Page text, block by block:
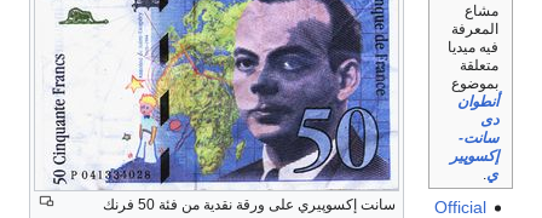
سانت إكسوپيري على ورقة نقدية من فئة 50 فرنك
مشاع
المعرفة
فيه ميديا
متعلقة
بموضوع
أنطوان
دى
سانت-
إكسوپير
ي
Official